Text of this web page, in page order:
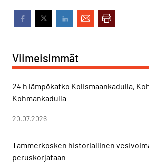
Viimeisimmät
24 h lämpökatko Kolismaankadulla,
Kohmankadulla
20.07.2026
Tammerkosken historiallinen
peruskorjataan